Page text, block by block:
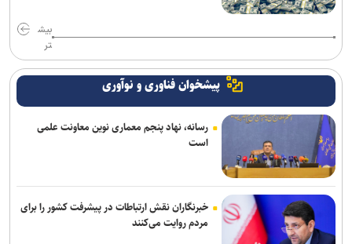
بیش
تر
پیشخوان فناوری و نوآوری
رسانه، نهاد پنجم معماری نوین معاونت علمی
است
خبرنگاران نقش ارتباطات در پیشرفت کشور را برای
مردم روایت می‌کنند